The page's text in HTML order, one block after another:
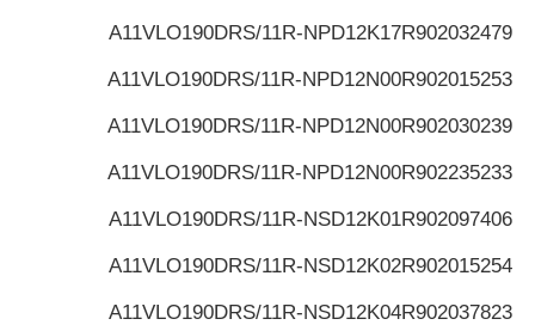
R902032479
A11VLO190DRS/11R-NPD12K17
R902015253
A11VLO190DRS/11R-NPD12N00
R902030239
A11VLO190DRS/11R-NPD12N00
R902235233
A11VLO190DRS/11R-NPD12N00
R902097406
A11VLO190DRS/11R-NSD12K01
R902015254
A11VLO190DRS/11R-NSD12K02
R902037823
A11VLO190DRS/11R-NSD12K04